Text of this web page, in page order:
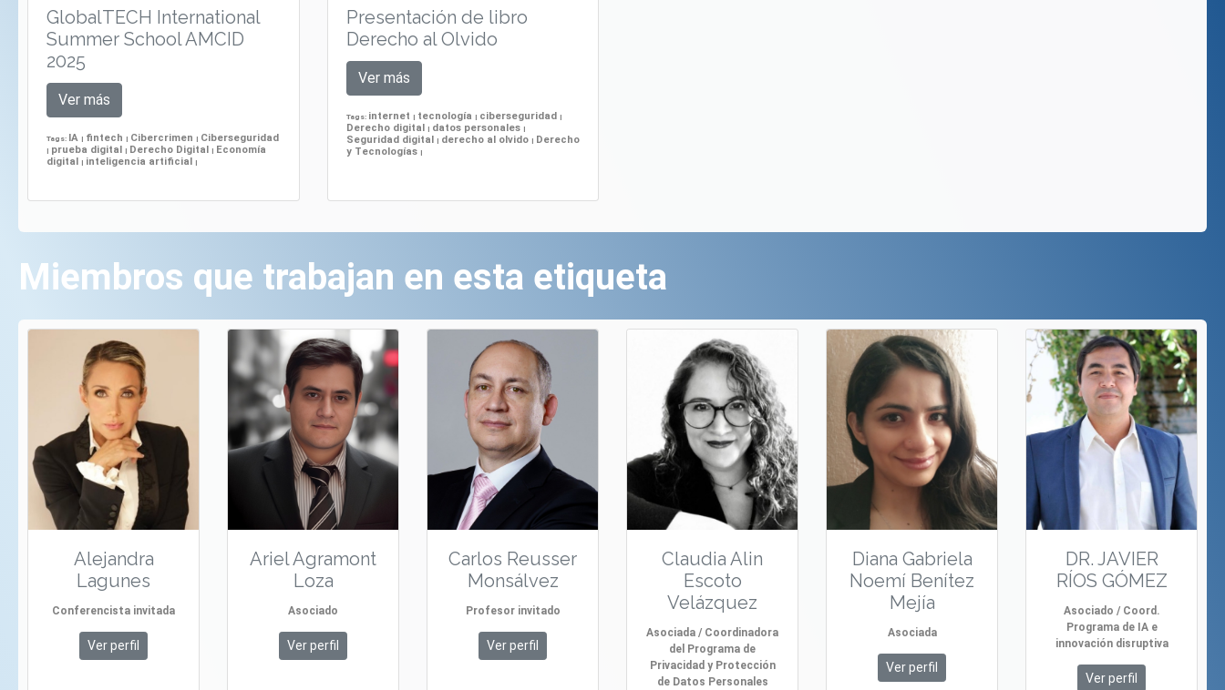
GlobalTECH International
Summer School AMCID
2025
Ver más
Tags: IA | fintech | Cibercrimen | Ciberseguridad
| prueba digital | Derecho Digital | Economía
digital
| inteligencia artificial |
Presentación de libro
Derecho al Olvido
Ver más
Tags: internet | tecnología | ciberseguridad |
Derecho digital | datos personales |
Seguridad digital | derecho al olvido | Derecho
y Tecnologías |
Miembros que trabajan en esta etiqueta
Alejandra
Lagunes
Conferencista invitada
Ver perfil
Ariel Agramont
Loza
Asociado
Ver perfil
Carlos Reusser
Monsálvez
Profesor invitado
Ver perfil
Claudia Alin
Escoto
Velázquez
Asociada / Coordinadora
del Programa de
Privacidad y Protección
de Datos Personales
Diana Gabriela
Noemí Benítez
Mejía
Asociada
Ver perfil
DR. JAVIER
RÍOS GÓMEZ
Asociado / Coord.
Programa de IA e
innovación disruptiva
Ver perfil